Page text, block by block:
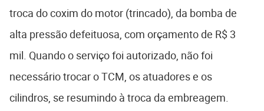
troca do coxim do motor (trincado), da bomba de
alta pressão defeituosa, com orçamento de R$ 3
mil. Quando o serviço foi autorizado, não foi
necessário trocar o TCM, os atuadores e os
cilindros, se resumindo à troca da embreagem.